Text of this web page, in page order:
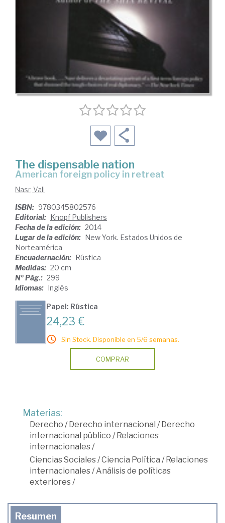
The dispensable nation
american foreign policy in retreat
Nasr, Vali
ISBN: 9780345802576
Editorial: Knopf Publishers
Fecha de la edición: 2014
Lugar de la edición: New York. Estados Unidos de
Norteamérica
Encuadernación: Rústica
Medidas: 20 cm
Nº Pág.: 299
Idiomas: Inglés
Papel: Rústica
24,23 €
Sin Stock. Disponible en 5/6 semanas.
COMPRAR
Materias:
Derecho /Derecho internacional /Derecho
internacional público /Relaciones
internacionales /
Ciencias Sociales /Ciencia Política /Relaciones
internacionales /Análisis de políticas
exteriores /
Resumen